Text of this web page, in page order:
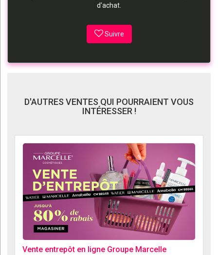
d'achat.
Suivre
D'AUTRES VENTES QUI POURRAIENT VOUS
INTÉRESSER !
Vente entrepôt en ligne Groupe Marcelle